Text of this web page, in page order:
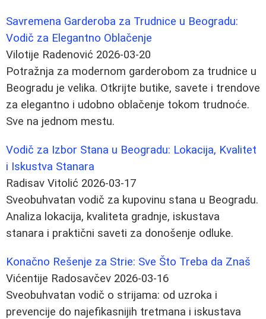
Savremena Garderoba za Trudnice u Beogradu:
Vodič za Elegantno Oblačenje
Vilotije Radenović 2026-03-20
Potražnja za modernom garderobom za trudnice u
Beogradu je velika. Otkrijte butike, savete i trendove
za elegantno i udobno oblačenje tokom trudnoće.
Sve na jednom mestu.
Vodič za Izbor Stana u Beogradu: Lokacija, Kvalitet
i Iskustva Stanara
Radisav Vitolić 2026-03-17
Sveobuhvatan vodič za kupovinu stana u Beogradu.
Analiza lokacija, kvaliteta gradnje, iskustava
stanara i praktični saveti za donošenje odluke.
Konačno Rešenje za Strie: Sve Što Treba da Znaš
Vićentije Radosavčev 2026-03-16
Sveobuhvatan vodič o strijama: od uzroka i
prevencije do najefikasnijih tretmana i iskustava